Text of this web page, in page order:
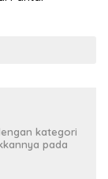
kategori
pada